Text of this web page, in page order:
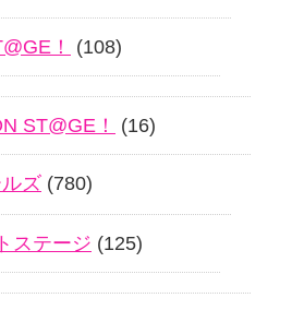
！ (108)
ST@GE！ (16)
ズ (780)
ステージ (125)